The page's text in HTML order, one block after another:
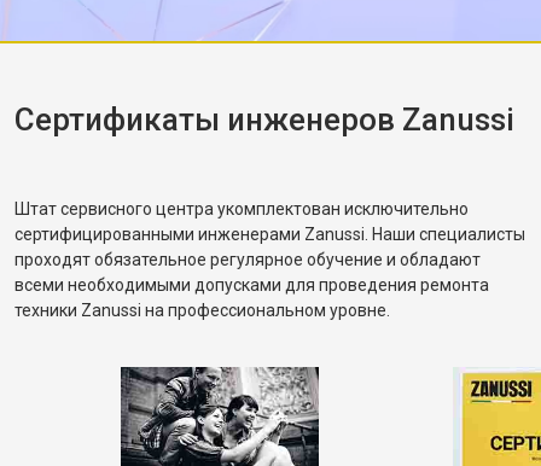
убедился, что вращение барабана
корректное. Рассказал, как правильно
разбалансировка.
Сертификаты инженеров Zanussi
Штат сервисного центра укомплектован исключительно
сертифицированными инженерами Zanussi. Наши специалисты
проходят обязательное регулярное обучение и обладают
всеми необходимыми допусками для проведения ремонта
техники Zanussi на профессиональном уровне.